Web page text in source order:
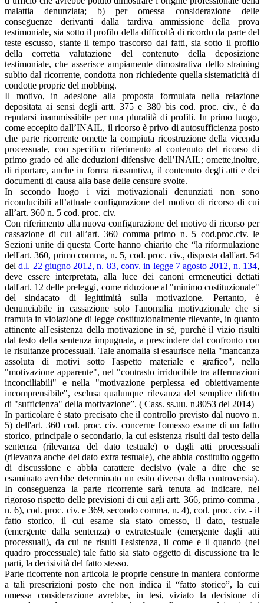
malattia denunziata; b) per omessa considerazione delle
conseguenze derivanti dalla tardiva ammissione della prova
testimoniale, sia sotto il profilo della difficoltà di ricordo da parte del
teste escusso, stante il tempo trascorso dai fatti, sia sotto il profilo
della corretta valutazione del contenuto della deposizione
testimoniale, che asserisce ampiamente dimostrativa dello straining
subito dal ricorrente, condotta non richiedente quella sistematicità di
condotte proprie del mobbing.
Il motivo, in adesione alla proposta formulata nella relazione
depositata ai sensi degli artt. 375 e 380 bis cod. proc. civ., è da
reputarsi inammissibile per una pluralità di profili. In primo luogo,
come eccepito dall’INAIL, il ricorso è privo di autosufficienza posto
che parte ricorrente omette la compiuta ricostruzione della vicenda
processuale, con specifico riferimento al contenuto del ricorso di
primo grado ed alle deduzioni difensive dell’INAIL; omette,inoltre,
di riportare, anche in forma riassuntiva, il contenuto degli atti e dei
documenti di causa alla base delle censure svolte.
In secondo luogo i vizi motivazionali denunziati non sono
riconducibili all’attuale configurazione del motivo di ricorso di cui
all’art. 360 n. 5 cod. proc. civ.
Con riferimento alla nuova configurazione del motivo di ricorso per
cassazione di cui all’art. 360 comma primo n. 5 cod.proc.civ. le
Sezioni unite di questa Corte hanno chiarito che “la riformulazione
dell'art. 360, primo comma, n. 5, cod. proc. civ., disposta dall'art. 54
deld.l. 22 giugno 2012, n. 83, conv. in legge 7 agosto 2012, n. 134,
deve essere interpretata, alla luce dei canoni ermeneutici dettati
dall'art. 12 delle preleggi, come riduzione al "minimo costituzionale"
del sindacato di legittimità sulla motivazione. Pertanto, è
denunciabile in cassazione solo l'anomalia motivazionale che si
tramuta in violazione di legge costituzionalmente rilevante, in quanto
attinente all'esistenza della motivazione in sé, purché il vizio risulti
dal testo della sentenza impugnata, a prescindere dal confronto con
le risultanze processuali. Tale anomalia si esaurisce nella "mancanza
assoluta di motivi sotto l'aspetto materiale e grafico", nella
"motivazione apparente", nel "contrasto irriducibile tra affermazioni
inconciliabili" e nella "motivazione perplessa ed obiettivamente
incomprensibile", esclusa qualunque rilevanza del semplice difetto
di "sufficienza" della motivazione”. ( Cass. ss.uu. n.8053 del 2014)
In particolare è stato precisato che il controllo previsto dal nuovo n.
5) dell'art. 360 cod. proc. civ. concerne l'omesso esame di un fatto
storico, principale o secondario, la cui esistenza risulti dal testo della
sentenza (rilevanza del dato testuale) o dagli atti processuali
(rilevanza anche del dato extra testuale), che abbia costituito oggetto
di discussione e abbia carattere decisivo (vale a dire che se
esaminato avrebbe determinato un esito diverso della controversia).
In conseguenza la parte ricorrente sarà tenuta ad indicare, nel
rigoroso rispetto delle previsioni di cui agli artt. 366, primo comma ,
n. 6), cod. proc. civ. e 369, secondo comma, n. 4), cod. proc. civ. - il
fatto storico, il cui esame sia stato omesso, il dato, testuale
(emergente dalla sentenza) o extratestuale (emergente dagli atti
processuali), da cui ne risulti l'esistenza, il come e il quando (nel
quadro processuale) tale fatto sia stato oggetto di discussione tra le
parti, la decisività del fatto stesso.
Parte ricorrente non articola le proprie censure in maniera conforme
a tali prescrizioni posto che non indica il “fatto storico”, la cui
omessa considerazione avrebbe, in tesi, viziato la decisione di